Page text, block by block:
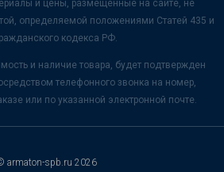
и цены, размещенные на сайте, не
определяемой положениями Статей 435 и
кодекса РФ.
и наличие товара, будет подтвержден
телефонного звонка на номер,
или по указанной электронной почте.
armaton-spb.ru 2026